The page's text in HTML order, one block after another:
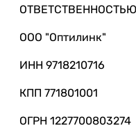
ООО "Оптилинк"
ИНН 9718210716
КПП 771801001
ОГРН 1227700803274